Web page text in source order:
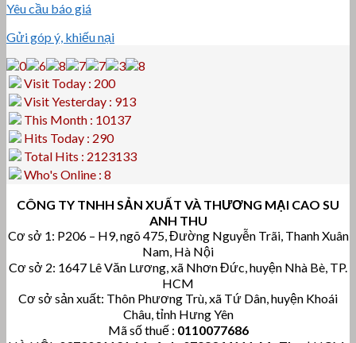
Yêu cầu báo giá
Gửi góp ý, khiếu nại
Visit Today : 200
Visit Yesterday : 913
This Month : 10137
Hits Today : 290
Total Hits : 2123133
Who's Online : 8
CÔNG TY TNHH SẢN XUẤT VÀ THƯƠNG MẠI CAO SU
ANH THU
Cơ sở 1: P206 – H9, ngõ 475, Đường Nguyễn Trãi, Thanh Xuân
Nam, Hà Nội
Cơ sở 2: 1647 Lê Văn Lương, xã Nhơn Đức, huyện Nhà Bè, TP.
HCM
Cơ sở sản xuất: Thôn Phương Trù, xã Tứ Dân, huyện Khoái
Châu, tỉnh Hưng Yên
Mã số thuế : 0110077686